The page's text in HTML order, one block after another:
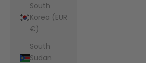
South
Korea (EUR
€)
South
Sudan